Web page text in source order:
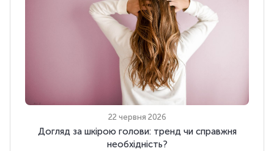
22 червня 2026
Догляд за шкірою голови: тренд чи справжня
необхідність?